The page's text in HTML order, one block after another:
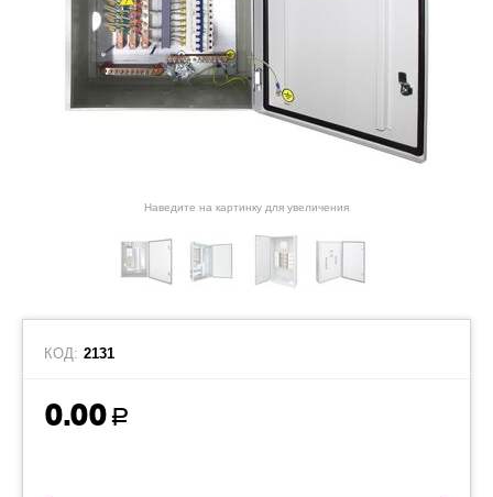
Наведите на картинку для увеличения
КОД: 2131
0.00 Р